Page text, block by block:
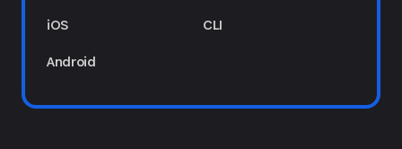
iOS
Android
CLI